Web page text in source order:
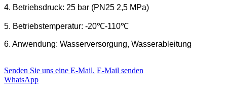
4. Betriebsdruck: 25 bar (PN25 2,5 MPa)
5. Betriebstemperatur: -20℃-110℃
6. Anwendung: Wasserversorgung, Wasserableitung
Senden Sie uns eine E-Mail. E-Mail senden
WhatsApp